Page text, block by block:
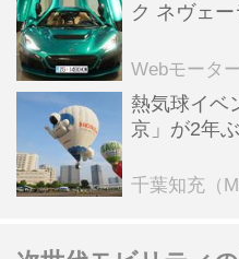
ク ネヴェ
全版／115
Webモータ
熱気球イベ
京」が2年
ンテンツも
千葉知充（